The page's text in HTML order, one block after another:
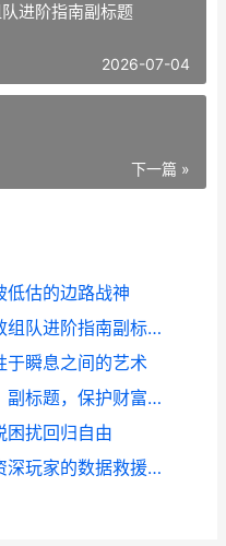
进阶指南副标题
2026-07-04
下一篇 »
低估的边路战神
王者荣耀如何战队邀请，高效组队进阶指南副标题
于瞬息之间的艺术
我的世界手机版怎么锁箱子，副标题，保护财富的必备技巧
困扰回归自由
和平精英的邮件如何找回，资深玩家的数据救援指南